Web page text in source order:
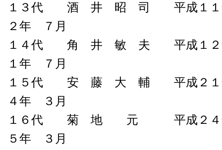
１３代 酒 井 昭 司 平成１１
２年 ７月
１４代 角 井 敏 夫 平成１２
１年 ７月
１５代 安 藤 大 輔 平成２１
４年 ３月
１６代 菊 地 元 平成２４
５年 ３月